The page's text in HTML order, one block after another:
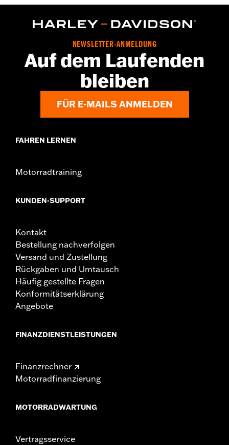
NEWSLETTER-ANMELDUNG
Auf dem Laufenden
bleiben
FÜR E-MAILS ANMELDEN
FAHREN LERNEN
Motorradtraining
KUNDEN-SUPPORT
Kontakt
Bestellung nachverfolgen
Versand und Zustellung
Rückgaben und Umtausch
Häufig gestellte Fragen
Konformitätserklärung
Angebote
FINANZDIENSTLEISTUNGEN
Finanzrechner
Motorradfinanzierung
MOTORRADWARTUNG
Vertragsservice